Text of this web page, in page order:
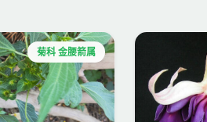
菊科 金腰箭属